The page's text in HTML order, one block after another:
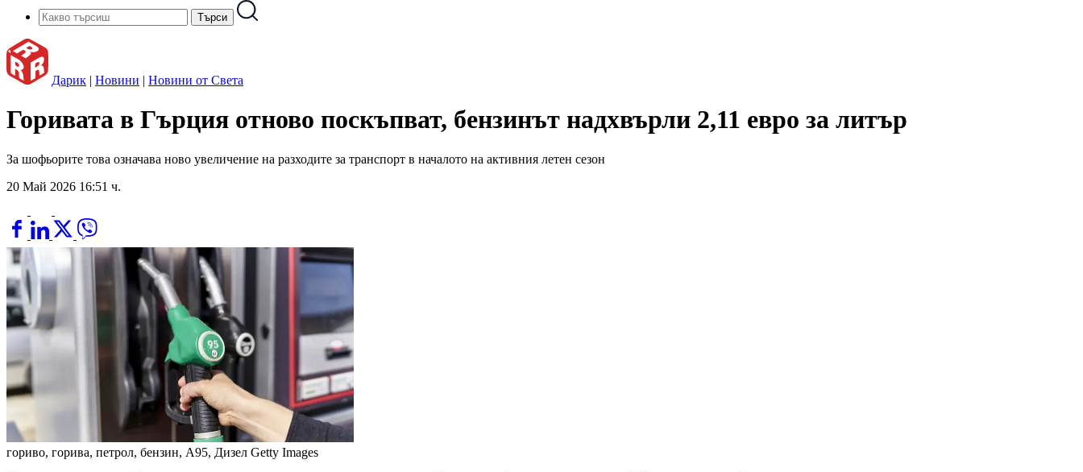
Дарик | Новини | Новини от Света
Горивата в Гърция отново поскъпват, бензинът надхвърли 2,11 евро за литър
За шофьорите това означава ново увеличение на разходите за транспорт в началото на активния летен сезон
20 Май 2026 16:51 ч.
гориво, горива, петрол, бензин, А95, Дизел Getty Images